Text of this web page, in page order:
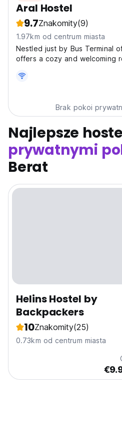
Aral Hostel
9.7Znakomity(9)
1.97km od centrum miasta
Nestled just by Bus Terminal
offers a cozy and welcoming
designed with comfort and
featuring air-conditioned
Brak pokoi
Najlepsze
prywatnymi
Berat
Helins Hostel by
Backpackers
10Znakomity(25)
0.73km od centrum miasta